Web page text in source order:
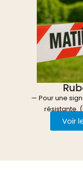
— Pour une
résistante.
Voir